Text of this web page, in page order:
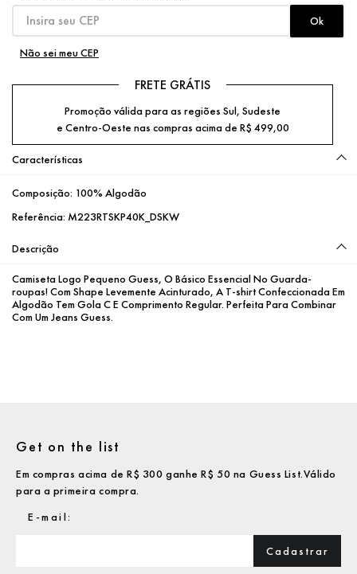
Não sei meu CEP
FRETE GRÁTIS
Promoção válida para as regiões Sul, Sudeste
e Centro-Oeste nas compras acima de R$ 499,00
Características
Composição: 100% Algodão
Referência: M223RTSKP40K_DSKW
Descrição
Camiseta Logo Pequeno Guess, O Básico Essencial No Guarda-
roupas! Com Shape Levemente Acinturado, A T-shirt Confeccionada Em
Algodão Tem Gola C E Comprimento Regular. Perfeita Para Combinar
Com Um Jeans Guess.
Get on the list
Em compras acima de R$ 300 ganhe R$ 50 na Guess List.Válido
para a primeira compra.
Cadastrar